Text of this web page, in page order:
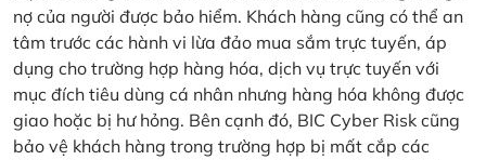
nợ của người được bảo hiểm. Khách hàng cũng có thể an
tâm trước các hành vi lừa đảo mua sắm trực tuyến, áp
dụng cho trường hợp hàng hóa, dịch vụ trực tuyến với
mục đích tiêu dùng cá nhân nhưng hàng hóa không được
giao hoặc bị hư hỏng. Bên cạnh đó, BIC Cyber Risk cũng
bảo vệ khách hàng trong trường hợp bị mất cắp các